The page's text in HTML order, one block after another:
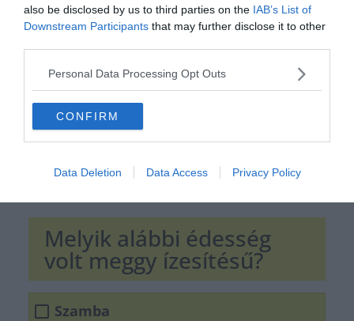
also be disclosed by us to third parties on the IAB’s List of
Downstream Participants that may further disclose it to other
Personal Data Processing Opt Outs
CONFIRM
Data Deletion Data Access Privacy Policy
Melyik alábbi édesség
volt meggy ízesítésű?
Szamba